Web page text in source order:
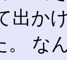
出か
。 な